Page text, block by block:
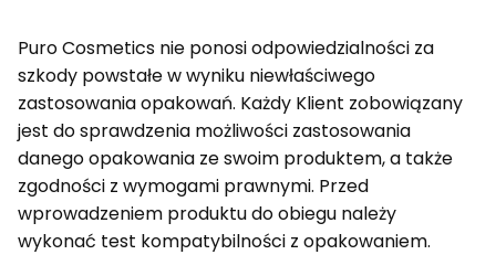
Puro Cosmetics nie ponosi odpowiedzialności za
szkody powstałe w wyniku niewłaściwego
zastosowania opakowań. Każdy Klient zobowiązany
jest do sprawdzenia możliwości zastosowania
danego opakowania ze swoim produktem, a także
zgodności z wymogami prawnymi. Przed
wprowadzeniem produktu do obiegu należy
wykonać test kompatybilności z opakowaniem.